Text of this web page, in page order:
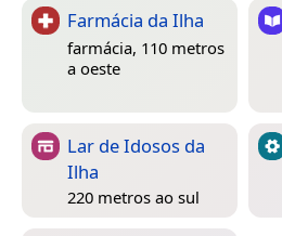
Farmácia da Ilha
farmácia, 110 metros
a oeste
Lar de Idosos da
Ilha
220 metros ao sul